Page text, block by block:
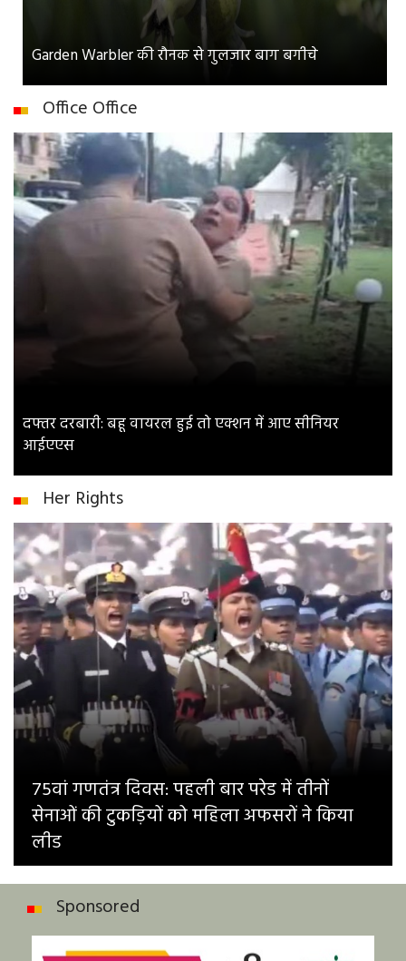
Garden Warbler की रौनक से गुलजार बाग बगीचे
Office Office
दफ्तर दरबारी: बहू वायरल हुई तो एक्शन में आए सीनियर
आईएएस
Her Rights
75वां गणतंत्र दिवस: पहली बार परेड में तीनों
सेनाओं की टुकड़ियों को महिला अफसरों ने किया
लीड
Sponsored